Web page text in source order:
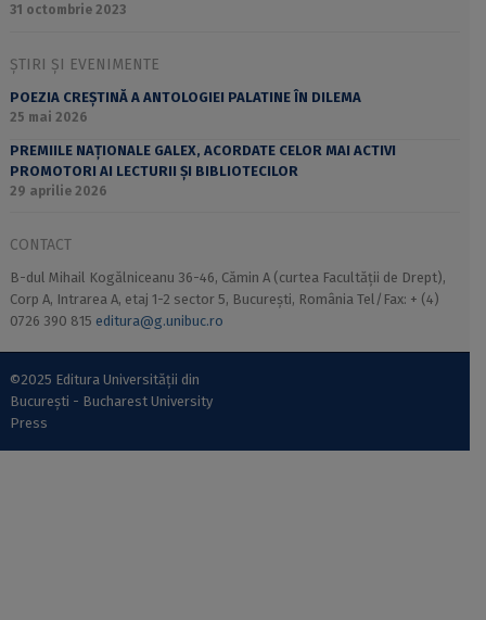
31 octombrie 2023
ȘTIRI ȘI EVENIMENTE
POEZIA CREȘTINĂ A ANTOLOGIEI PALATINE ÎN DILEMA
25 mai 2026
PREMIILE NAȚIONALE GALEX, ACORDATE CELOR MAI ACTIVI
PROMOTORI AI LECTURII ȘI BIBLIOTECILOR
29 aprilie 2026
CONTACT
B-dul Mihail Kogălniceanu 36-46, Cămin A (curtea Facultății de Drept),
Corp A, Intrarea A, etaj 1-2 sector 5, București, România Tel/Fax: + (4)
0726 390 815 editura@g.unibuc.ro
©2025 Editura Universității din
București - Bucharest University
Press